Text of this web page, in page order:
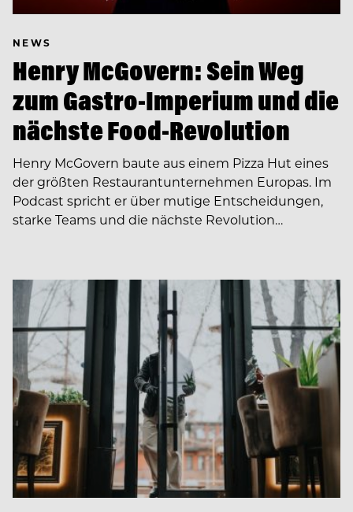
NEWS
Henry McGovern: Sein Weg
zum Gastro-Imperium und die
nächste Food-Revolution
Henry McGovern baute aus einem Pizza Hut eines
der größten Restaurantunternehmen Europas. Im
Podcast spricht er über mutige Entscheidungen,
starke Teams und die nächste Revolution…